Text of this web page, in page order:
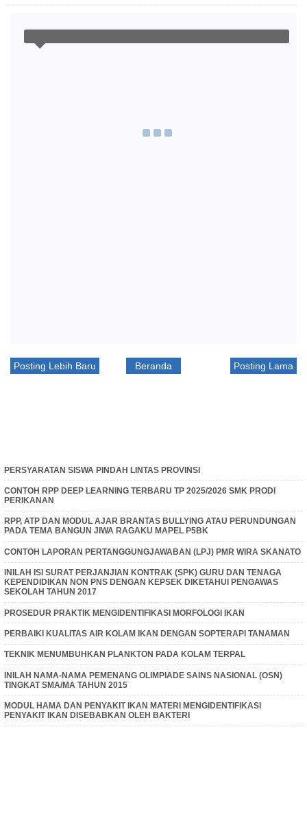
Posting Lebih Baru Posting Lama
Beranda
PERSYARATAN SISWA PINDAH LINTAS PROVINSI
CONTOH RPP DEEP LEARNING TERBARU TP 2025/2026 SMK PRODI
PERIKANAN
RPP, ATP DAN MODUL AJAR BRANTAS BULLYING ATAU PERUNDUNGAN
PADA TEMA BANGUN JIWA RAGAKU MAPEL P5BK
CONTOH LAPORAN PERTANGGUNGJAWABAN (LPJ) PMR WIRA SKANATO
INILAH ISI SURAT PERJANJIAN KONTRAK (SPK) GURU DAN TENAGA
KEPENDIDIKAN NON PNS DENGAN KEPSEK DIKETAHUI PENGAWAS
SEKOLAH TAHUN 2017
PROSEDUR PRAKTIK MENGIDENTIFIKASI MORFOLOGI IKAN
PERBAIKI KUALITAS AIR KOLAM IKAN DENGAN SOPTERAPI TANAMAN
TEKNIK MENUMBUHKAN PLANKTON PADA KOLAM TERPAL
INILAH NAMA-NAMA PEMENANG OLIMPIADE SAINS NASIONAL (OSN)
TINGKAT SMA/MA TAHUN 2015
MODUL HAMA DAN PENYAKIT IKAN MATERI MENGIDENTIFIKASI
PENYAKIT IKAN DISEBABKAN OLEH BAKTERI